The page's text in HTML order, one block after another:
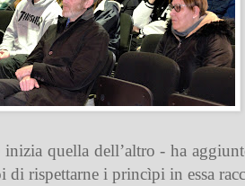
quella dell’altro - ha
di rispettarne i princìpi in essa